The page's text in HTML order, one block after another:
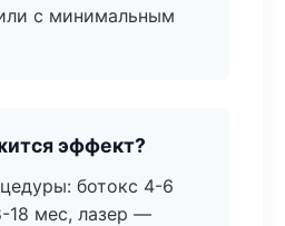
с минимальным
эффект?
ботокс 4-6
18 мес, лазер —